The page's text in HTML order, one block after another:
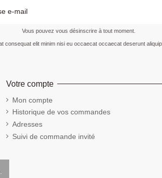
Vous pouvez vous désinscrire à tout moment.
consequat elit minim nisi eu occaecat occaecat deserunt
Votre compte
Mon compte
Historique de vos commandes
Adresses
Suivi de commande invité